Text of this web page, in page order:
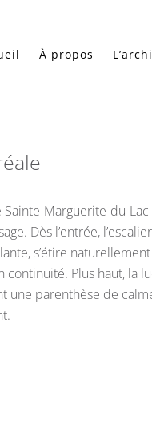
À propos
Marguerite-du-
Dès l’entrée,
s’étire
continuité. Plus haut, la
une parenthèse de